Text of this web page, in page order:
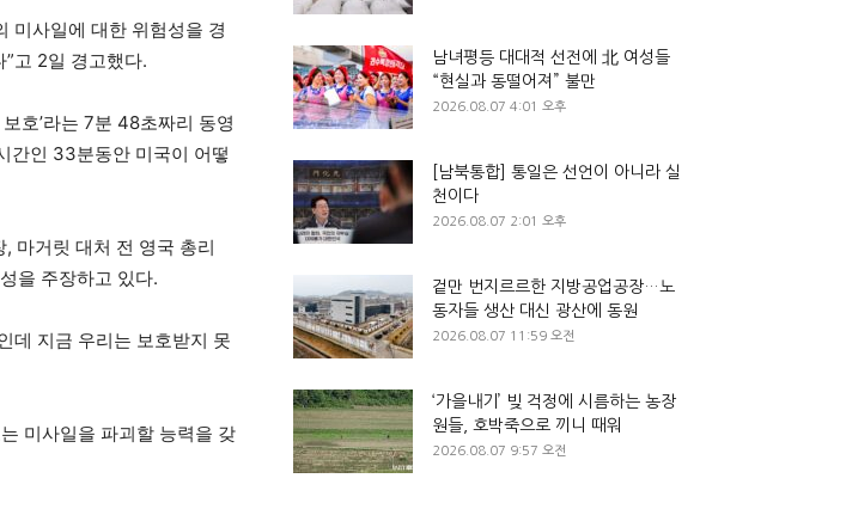
미사일에 대한 위험성을 경
고 2일 경고했다.
호’라는 7분 48초짜리 동영
간인 33분동안 미국이 어떻
마거릿 대처 전 영국 총리
을 주장하고 있다.
데 지금 우리는 보호받지 못
미사일을 파괴할 능력을 갖
남녀평등 대대적 선전에 北 여성들
“현실과 동떨어져” 불만
2026.08.07 4:01 오후
[남북통합] 통일은 선언이 아니라 실
천이다
2026.08.07 2:01 오후
겉만 번지르르한 지방공업공장…노
동자들 생산 대신 광산에 동원
2026.08.07 11:59 오전
‘가을내기’ 빚 걱정에 시름하는 농장
원들, 호박죽으로 끼니 때워
2026.08.07 9:57 오전